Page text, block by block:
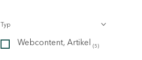
Typ
Webcontent, Artikel (5)